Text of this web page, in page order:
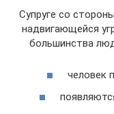
Супруге со
надвигающейся
большинства
человек